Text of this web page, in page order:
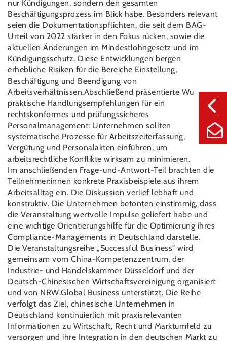
nur Kündigungen, sondern den gesamten
Beschäftigungsprozess im Blick habe. Besonders relevant
seien die Dokumentationspflichten, die seit dem BAG-
Urteil von 2022 stärker in den Fokus rücken, sowie die
aktuellen Änderungen im Mindestlohngesetz und im
Kündigungsschutz. Diese Entwicklungen bergen
erhebliche Risiken für die Bereiche Einstellung,
Beschäftigung und Beendigung von
Arbeitsverhältnissen.Abschließend präsentierte Wu
praktische Handlungsempfehlungen für ein
rechtskonformes und prüfungssicheres
Personalmanagement: Unternehmen sollten
systematische Prozesse für Arbeitszeiterfassung,
Vergütung und Personalakten einführen, um
arbeitsrechtliche Konflikte wirksam zu minimieren.
Im anschließenden Frage-und-Antwort-Teil brachten die
Teilnehmer:innen konkrete Praxisbeispiele aus ihrem
Arbeitsalltag ein. Die Diskussion verlief lebhaft und
konstruktiv. Die Unternehmen betonten einstimmig, dass
die Veranstaltung wertvolle Impulse geliefert habe und
eine wichtige Orientierungshilfe für die Optimierung ihres
Compliance-Managements in Deutschland darstelle.
Die Veranstaltungsreihe „Successful Business" wird
gemeinsam vom China-Kompetenzzentrum, der
Industrie- und Handelskammer Düsseldorf und der
Deutsch-Chinesischen Wirtschaftsvereinigung organisiert
und von NRW.Global Business unterstützt. Die Reihe
verfolgt das Ziel, chinesische Unternehmen in
Deutschland kontinuierlich mit praxisrelevanten
Informationen zu Wirtschaft, Recht und Marktumfeld zu
versorgen und ihre Integration in den deutschen Markt zu